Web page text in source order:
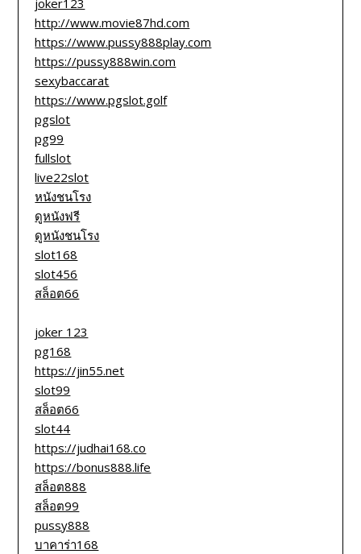
http://www.movie87hd.com
https://www.pussy888play.com
https://pussy888win.com
sexybaccarat
https://www.pgslot.golf
pgslot
pg99
fullslot
live22slot
หนังชนโรง
ดูหนังฟรี
ดูหนังชนโรง
slot168
slot456
สล็อต66
joker 123
pg168
https://jin55.net
slot99
สล็อต66
slot44
https://judhai168.co
https://bonus888.life
สล็อต888
สล็อต99
pussy888
บาคาร่า168